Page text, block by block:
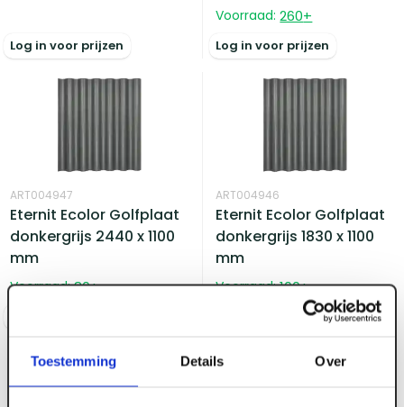
Toestemming Details Over
Log in voor prijzen
Voorraad: 260+
Log in voor prijzen
ART004947
Eternit Ecolor Golfplaat
donkergrijs 2440 x 1100
mm
Voorraad: 80+
ART004946
Eternit Ecolor Golfplaat
donkergrijs 1830 x 1100
mm
Voorraad: 100+
Log in voor prijzen